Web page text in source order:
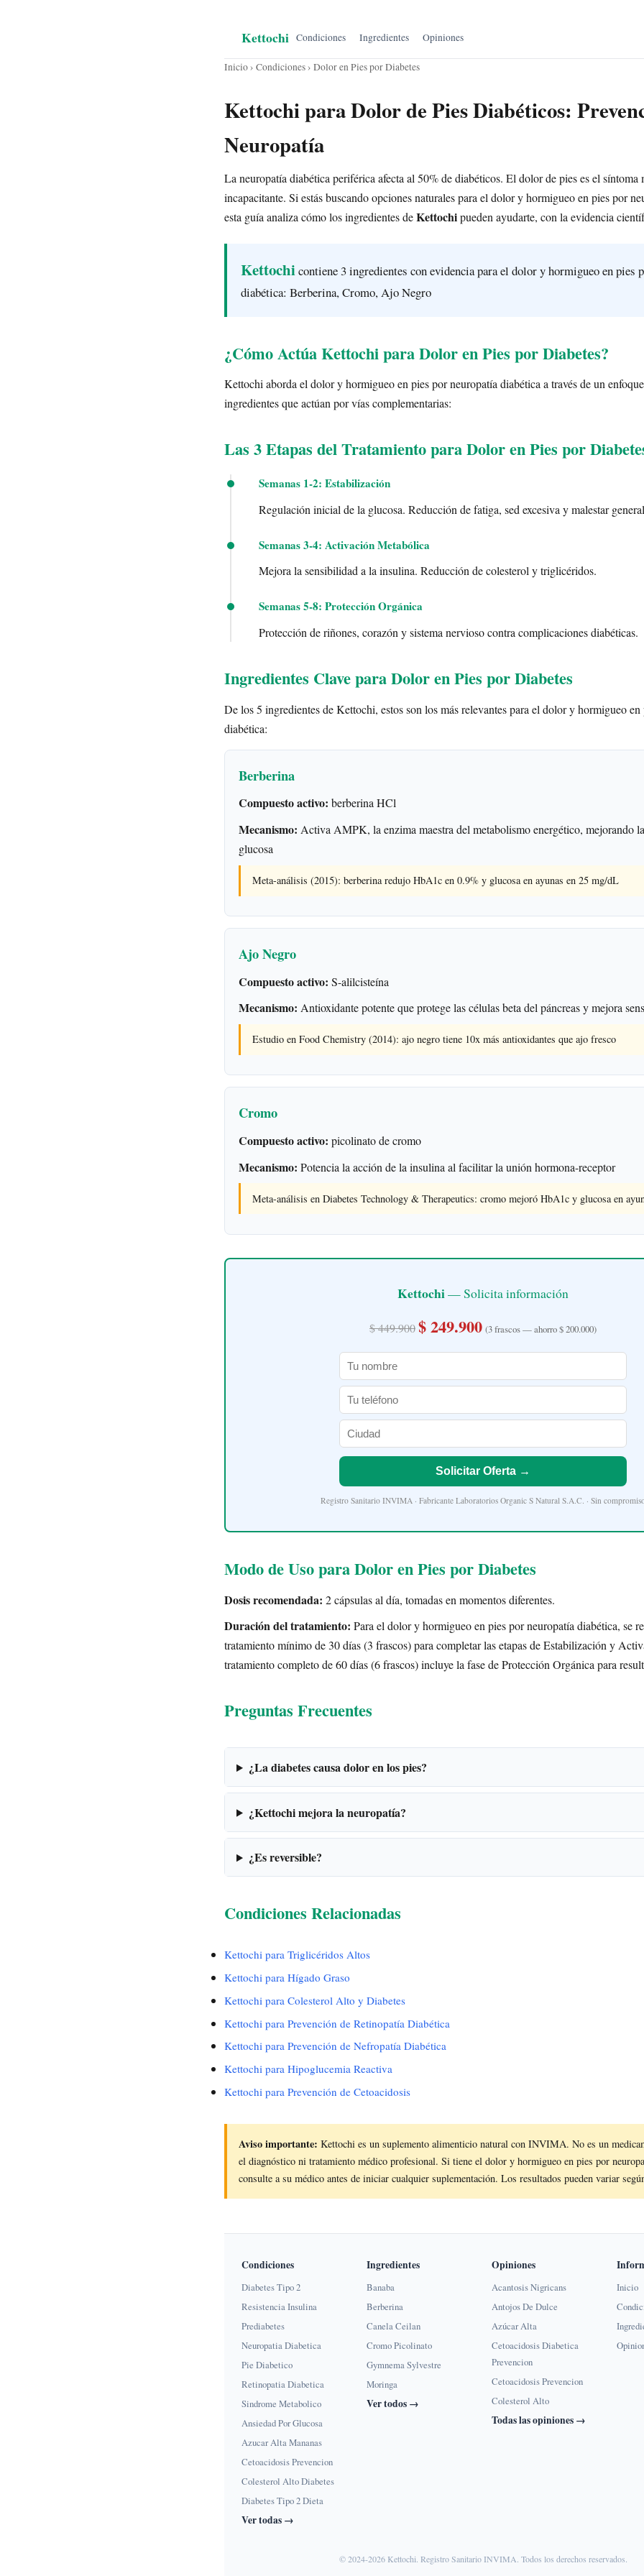
Kettochi Condiciones Ingredientes Opiniones
Inicio› Condiciones› Dolor en Pies por Diabetes
Kettochi para Dolor de Pies Diabéticos:
Neuropatía
La neuropatía diabética periférica afecta al 50% de diabéticos. El dolor de pies es el síntoma
incapacitante. Si estás buscando opciones naturales para el dolor y hormigueo en pies por
esta guía analiza cómo los ingredientes deKettochipueden ayudarte, con la evidencia
Kettochicontiene 3 ingredientes con evidencia para el dolor y hormigueo en pies
diabética: Berberina, Cromo, Ajo Negro
¿Cómo Actúa Kettochi para Dolor en Pies por Diabetes?
Kettochi aborda el dolor y hormigueo en pies por neuropatía diabética a través de un
ingredientes que actúan por vías complementarias:
Las 3 Etapas del Tratamiento para Dolor en Pies por
Semanas 1-2: Estabilización
Regulación inicial de la glucosa. Reducción de fatiga, sed excesiva y malestar
Semanas 3-4: Activación Metabólica
Mejora la sensibilidad a la insulina. Reducción de colesterol y triglicéridos.
Semanas 5-8: Protección Orgánica
Protección de riñones, corazón y sistema nervioso contra complicaciones diabéticas.
Ingredientes Clave para Dolor en Pies por Diabetes
De los 5 ingredientes de Kettochi, estos son los más relevantes para el dolor y hormigueo
diabética:
Berberina
Compuesto activo: berberina HCl
Mecanismo: Activa AMPK, la enzima maestra del metabolismo energético, mejorando
glucosa
Meta-análisis (2015): berberina redujo HbA1c en 0.9% y glucosa en ayunas en 25 mg/dL
Ajo Negro
Compuesto activo: S-alilcisteína
Mecanismo: Antioxidante potente que protege las células beta del páncreas y mejora
Estudio en Food Chemistry (2014): ajo negro tiene 10x más antioxidantes que ajo fresco
Cromo
Compuesto activo: picolinato de cromo
Mecanismo: Potencia la acción de la insulina al facilitar la unión hormona-receptor
Meta-análisis en Diabetes Technology & Therapeutics: cromo mejoró HbA1c y glucosa en
Kettochi— Solicita información
$ 449.900$ 249.900 (3 frascos — ahorro $ 200.000)
Solicitar Oferta →
Registro Sanitario INVIMA · Fabricante Laboratorios Organic S Natural S.A.C. · Sin
Modo de Uso para Dolor en Pies por Diabetes
Dosis recomendada: 2 cápsulas al día, tomadas en momentos diferentes.
Duración del tratamiento: Para el dolor y hormigueo en pies por neuropatía diabética, se
tratamiento mínimo de 30 días (3 frascos) para completar las etapas de Estabilización y
tratamiento completo de 60 días (6 frascos) incluye la fase de Protección Orgánica para
Preguntas Frecuentes
¿La diabetes causa dolor en los pies?
¿Kettochi mejora la neuropatía?
¿Es reversible?
Condiciones Relacionadas
Kettochi para Triglicéridos Altos
Kettochi para Hígado Graso
Kettochi para Colesterol Alto y Diabetes
Kettochi para Prevención de Retinopatía Diabética
Kettochi para Prevención de Nefropatía Diabética
Kettochi para Hipoglucemia Reactiva
Kettochi para Prevención de Cetoacidosis
Aviso importante: Kettochi es un suplemento alimenticio natural con INVIMA. No es un
el diagnóstico ni tratamiento médico profesional. Si tiene el dolor y hormigueo en pies por
consulte a su médico antes de iniciar cualquier suplementación. Los resultados pueden variar
Condiciones
Diabetes Tipo 2
Resistencia Insulina
Prediabetes
Neuropatia Diabetica
Pie Diabetico
Retinopatia Diabetica
Sindrome Metabolico
Ansiedad Por Glucosa
Azucar Alta Mananas
Cetoacidosis Prevencion
Colesterol Alto Diabetes
Diabetes Tipo 2 Dieta
Ver todas →
Ingredientes
Banaba
Berberina
Canela Ceilan
Cromo Picolinato
Gymnema Sylvestre
Moringa
Ver todos →
Opiniones
Acantosis Nigricans
Antojos De Dulce
Azúcar Alta
Cetoacidosis Diabetica
Prevencion
Cetoacidosis Prevencion
Colesterol Alto
Todas las opiniones →
Inicio
© 2024-2026 Kettochi. Registro Sanitario INVIMA. Todos los derechos reservados.